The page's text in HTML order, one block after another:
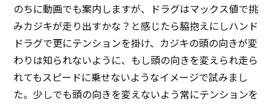
のちに動画でも案内しますが、ドラグはマックス値で挑
みカジキが走り出すかな？と感じたら脇抱えにしハンド
ドラグで更にテンションを掛け、カジキの頭の向きが変
わりは知られないように、もし頭の向きを変えられ走ら
れてもスピードに乗せないようなイメージで試みまし
た。少しでも頭の向きを変えないよう常にテンションを